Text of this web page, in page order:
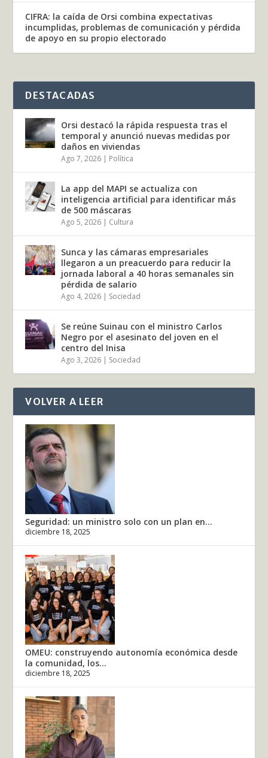
CIFRA: la caída de Orsi combina expectativas
incumplidas, problemas de comunicación y pérdida
de apoyo en su propio electorado
DESTACADAS
Orsi destacó la rápida respuesta tras el
temporal y anunció nuevas medidas por
daños en viviendas
Ago 7, 2026 | Política
La app del MAPI se actualiza con
inteligencia artificial para identificar más
de 500 máscaras
Ago 5, 2026 | Cultura
Sunca y las cámaras empresariales
llegaron a un preacuerdo para reducir la
jornada laboral a 40 horas semanales sin
pérdida de salario
Ago 4, 2026 | Sociedad
Se reúne Suinau con el ministro Carlos
Negro por el asesinato del joven en el
centro del Inisa
Ago 3, 2026 | Sociedad
VOLVER A LEER
Seguridad: un ministro solo con un plan en...
diciembre 18, 2025
OMEU: construyendo autonomía económica desde
la comunidad, los...
diciembre 18, 2025